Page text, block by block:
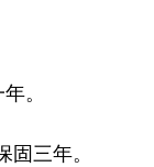
。
三年。